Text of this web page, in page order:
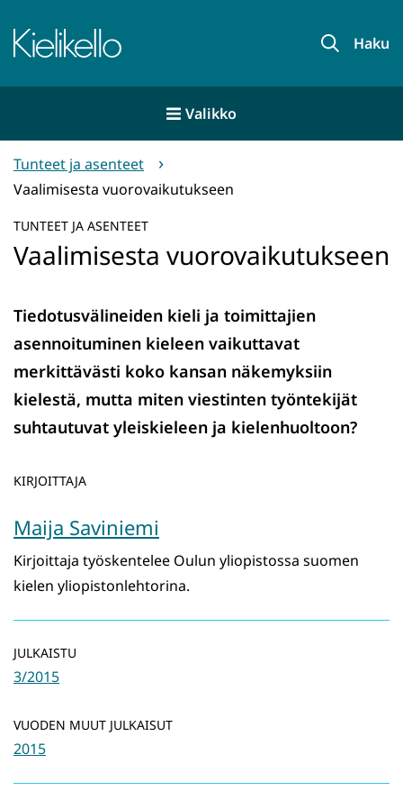
sisältöön
Etusivu Haku
Valikko
Tunteet ja asenteet
Vaalimisesta vuorovaikutukseen
TUNTEET JA ASENTEET
Vaalimisesta vuorovaikutukseen
Tiedotusvälineiden kieli ja toimittajien
asennoituminen kieleen vaikuttavat
merkittävästi koko kansan näkemyksiin
kielestä, mutta miten viestinten työntekijät
suhtautuvat yleiskieleen ja kielenhuoltoon?
KIRJOITTAJA
Maija Saviniemi
Kirjoittaja työskentelee Oulun yliopistossa suomen
kielen yliopistonlehtorina.
JULKAISTU
3/2015
VUODEN MUUT JULKAISUT
2015